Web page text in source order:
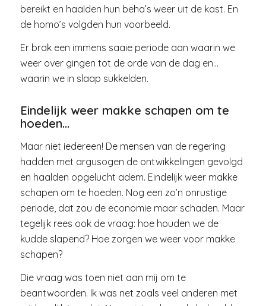
bereikt en haalden hun beha’s weer uit de kast. En
de homo’s volgden hun voorbeeld.
Er brak een immens saaie periode aan waarin we
weer over gingen tot de orde van de dag en…
waarin we in slaap sukkelden.
Eindelijk weer makke schapen om te
hoeden…
Maar niet iedereen! De mensen van de regering
hadden met argusogen de ontwikkelingen gevolgd
en haalden opgelucht adem. Eindelijk weer makke
schapen om te hoeden. Nog een zo’n onrustige
periode, dat zou de economie maar schaden. Maar
tegelijk rees ook de vraag: hoe houden we de
kudde slapend? Hoe zorgen we weer voor makke
schapen?
Die vraag was toen niet aan mij om te
beantwoorden. Ik was net zoals veel anderen met